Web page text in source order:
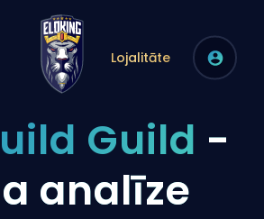
Lojalitāte
Guild -
analīze